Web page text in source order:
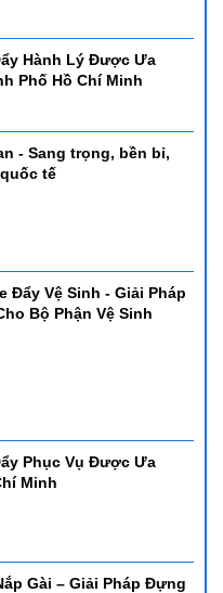
Hành Lý Được Ưa
Phố Hồ Chí Minh
- Sang trọng, bền bỉ,
tế
Đẩy Vệ Sinh - Giải Pháp
Bộ Phận Vệ Sinh
Phục Vụ Được Ưa
Minh
Gài – Giải Pháp Đựng